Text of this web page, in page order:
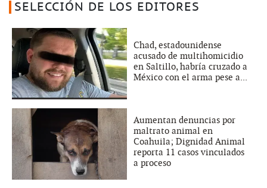
SELECCIÓN DE LOS EDITORES
Chad, estadounidense
acusado de multihomicidio
en Saltillo, habría cruzado a
México con el arma pese a...
Aumentan denuncias por
maltrato animal en
Coahuila; Dignidad Animal
reporta 11 casos vinculados
a proceso